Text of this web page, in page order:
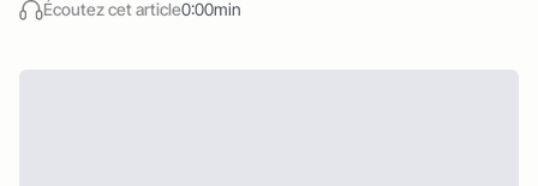
Écoutez cet article0:00min